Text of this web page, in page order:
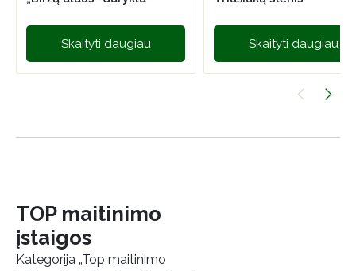
Skaityti daugiau Skaityti daugiau
TOP maitinimo
įstaigos
Kategorija „Top maitinimo